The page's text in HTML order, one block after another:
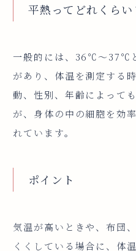
平熱ってどれくらい
一般的には、36℃〜37℃
があり、体温を測定する
動、性別、年齢によって
が、身体の中の細胞を効
れています。
ポイント
気温が高いときや、布団
くくしている場合に、体